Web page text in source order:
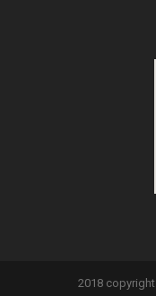
2018 copyright